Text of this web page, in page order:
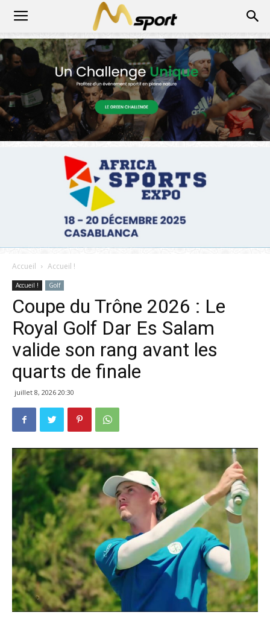
Accueil Accueil !
Accueil ! Golf
Coupe du Trône 2026 : Le
Royal Golf Dar Es Salam
valide son rang avant les
quarts de finale
juillet 8, 2026 20:30